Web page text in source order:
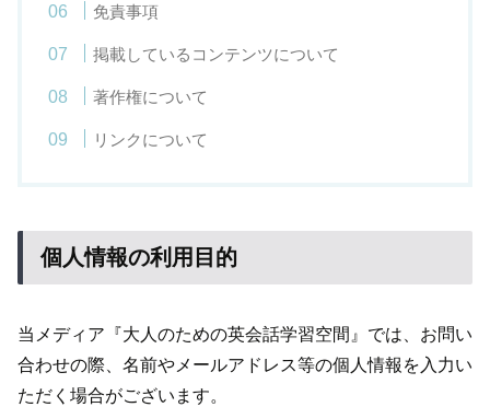
免責事項
掲載しているコンテンツについて
著作権について
リンクについて
個人情報の利用目的
当メディア『大人のための英会話学習空間』では、お問い
合わせの際、名前やメールアドレス等の個人情報を入力い
ただく場合がございます。